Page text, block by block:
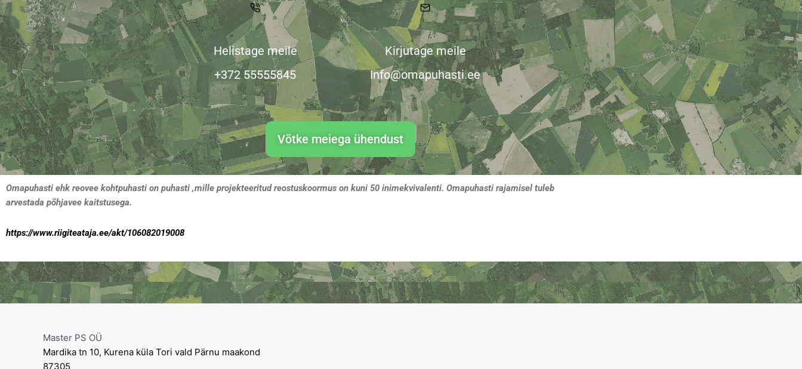
Helistage meile
+372 55555845
Kirjutage meile
Info@omapuhasti.ee
Võtke meiega ühendust
Omapuhasti ehk reovee kohtpuhasti on puhasti ,mille projekteeritud reostuskoormus on kuni 50 inimekvivalenti. Omapuhasti rajamisel tuleb
arvestada põhjavee kaitstusega.
https://www.riigiteataja.ee/akt/106082019008
Master PS OÜ
Mardika tn 10, Kurena küla Tori vald Pärnu maakond
87305